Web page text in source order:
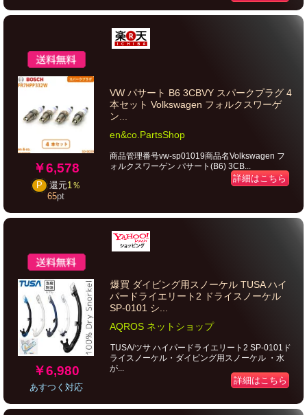
￥6,578
P 還元1％
65pt
VW パサート B6 3CBVY スパークプラグ 4
本セット Volkswagen フォルクスワーゲ
ン...
en&co.PartsShop
商品管理番号vw-sp01019商品名Volkswagen フ
ォルクスワーゲン パサート(B6) 3CB...
詳細はこちら
￥6,980
あすつく対応
爆買 ダイビング用スノーケル TUSA ハイ
パードライエリート2 ドライスノーケル
SP-0101 シ...
AQROS ネットショップ
TUSA/ツサ ハイパードライエリート2 SP-0101ド
ライスノーケル・ダイビング用スノーケル ・水
が...
詳細はこちら